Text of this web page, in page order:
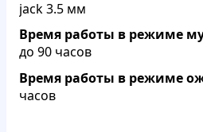
jack 3.5 мм
Время работы в режиме
до 90 часов
Время работы в режиме
часов